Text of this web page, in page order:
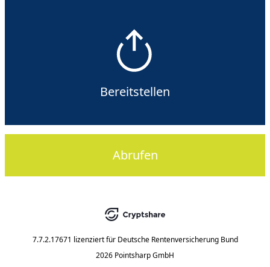
Bereitstellen
Abrufen
7.7.2.17671 lizenziert für Deutsche Rentenversicherung Bund
2026 Pointsharp GmbH